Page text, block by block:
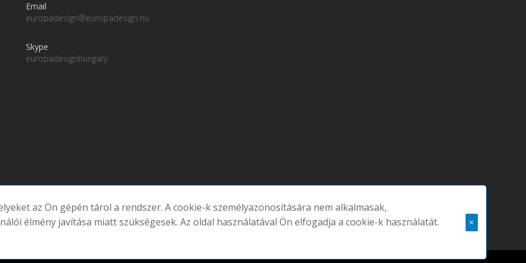
Email
europadesign@europadesign.hu
Skype
europadesignhungary
az Ön gépén tárol a rendszer. A cookie-k személyazonosítására nem alkalmasak,
élmény javítása miatt szükségesek. Az oldal használatával Ön elfogadja a cookie-k használatát.
×